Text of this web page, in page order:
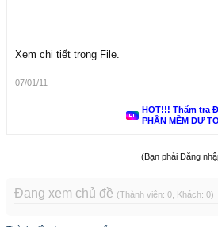
............
Xem chi tiết trong File.
07/01/11
HOT!!! Thẩm tra
PHẦN MỀM DỰ
(Bạn phải Đăng
Đang xem chủ đề (Thành viên: 0, Khách: 0)